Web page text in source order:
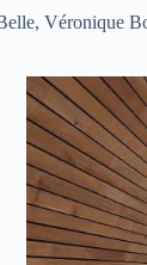
Véronique